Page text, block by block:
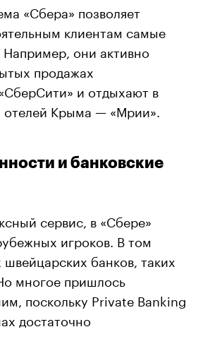
«Сбера» позволяет
клиентам самые
они активно
продажах
и отдыхают в
Крыма — «Мрии».
и банковские
сервис, в «Сбере»
игроков. В том
банков, таких
многое пришлось
поскольку Private Banking
достаточно